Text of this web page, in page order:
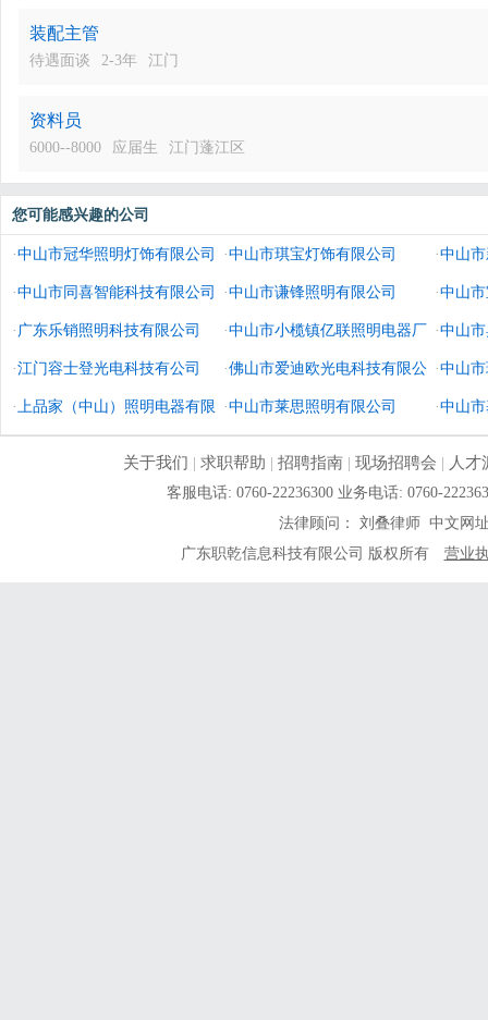
装配主管
待遇面谈 2-3年 江门
资料员
6000--8000 应届生 江门蓬江区
您可能感兴趣的公司
·中山市冠华照明灯饰有限公司 ·中山市琪宝灯饰有限公司 ·中山
·中山市同喜智能科技有限公司 ·中山市谦锋照明有限公司 ·中山
司
·广东乐销照明科技有限公司 ·中山市小榄镇亿联照明电器厂 ·中山
·江门容士登光电科技有公司 ·佛山市爱迪欧光电科技有限公
司
·中山
·上品家（中山）照明电器有限 ·中山市莱思照明有限公司 ·中山
关于我们 | 求职帮助 | 招聘指南| 现场招聘会 | 人才
客服电话: 0760-22236300 业务电话: 0760-
法律顾问： 刘叠律师 中文网
广东职乾信息科技有限公司 版权所有
营业